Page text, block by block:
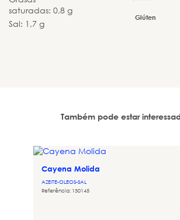
saturadas: 0,8 g
Sal: 1,7 g
Glúten
Também pode estar
Cayena Molida
AZEITE-OLEOS-SAL
Referência: 130145